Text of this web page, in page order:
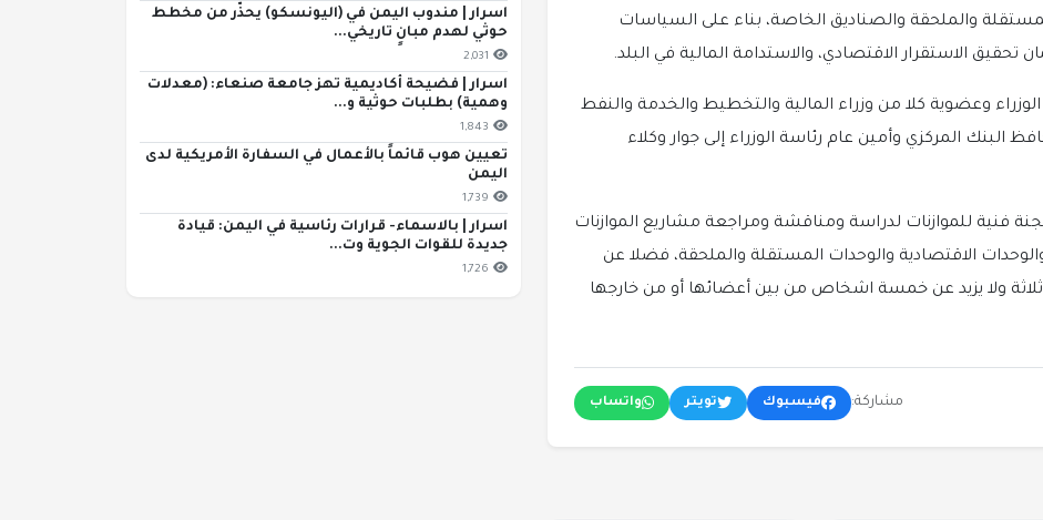
والملحقة والصناديق الخاصة، بناء على السياسات
تحقيق الاستقرار الاقتصادي، والاستدامة المالية في البلد.
وعضوية كلا من وزراء المالية والتخطيط والخدمة والنفط
البنك المركزي وأمين عام رئاسة الوزراء إلى جوار وكلاء
فنية للموازنات لدراسة ومناقشة ومراجعة مشاريع الموازنات
والوحدات الاقتصادية والوحدات المستقلة والملحقة، فضلا عن
ولا يزيد عن خمسة اشخاص من بين أعضائها أو من خارجها
مشاركة: فيسبوك تويتر واتساب
اسرار | مندوب اليمن في (اليونسكو) يحذّر من مخطط
حوثي لهدم مبانٍ تاريخي...
2,031
اسرار | فضيحة أكاديمية تهز جامعة صنعاء: (معدلات
وهمية) بطلبات حوثية و...
1,843
تعيين هوب قائماً بالأعمال في السفارة الأمريكية لدى
اليمن
1,739
اسرار | بالاسماء- قرارات رئاسية في اليمن: قيادة
جديدة للقوات الجوية وت...
1,726